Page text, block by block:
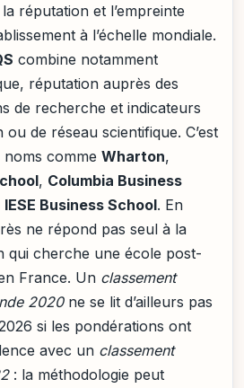
réputation et l’empreinte
à l’échelle mondiale.
combine notamment
réputation auprès des
de recherche et indicateurs
ou de réseau scientifique. C’est
comme Wharton,
, Columbia Business
IESE Business School. En
ne répond pas seul à la
qui cherche une école post-
France. Un classement
2020ne se lit d’ailleurs pas
si les pondérations ont
avec un classement
: la méthodologie peut